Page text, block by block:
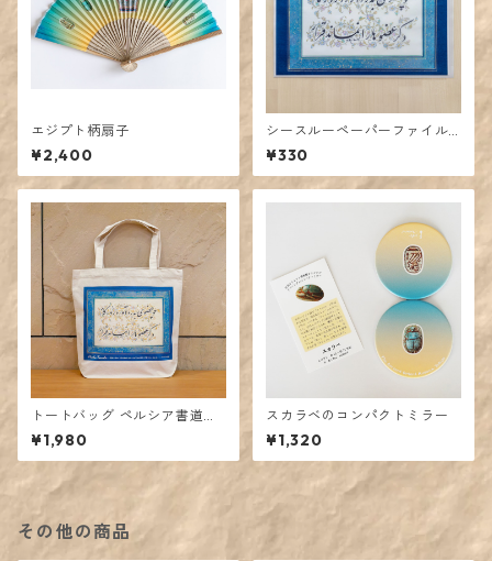
エジプト柄扇子
¥2,400
シースルーペーパーファイル
ペルシア書道「サアディ」
¥330
トートバッグ ペルシア書道
「サアディ」
¥1,980
スカラベのコンパクトミラー
¥1,320
その他の商品